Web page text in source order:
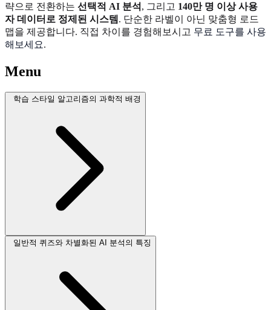
략으로 전환하는 선택적 AI 분석 , 그리고 140만 명 이상 사용
자 데이터로 정제된 시스템 . 단순한 라벨이 아닌 맞춤형 로드
맵을 제공합니다. 직접 차이를 경험해보시고 무료 도구를 사용
해보세요.
Menu
학습 스타일 알고리즘의 과학적 배경
일반적 퀴즈와 차별화된 AI 분석의 특징